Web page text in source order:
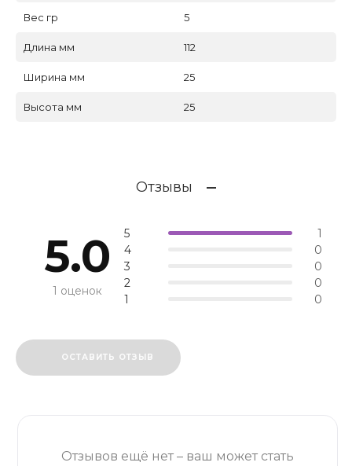
Вес гр 5
Длина мм 112
Ширина мм 25
Высота мм 25
Отзывы
5.0
1 оценок
5
1
4
0
3
0
2
0
1
0
ОСТАВИТЬ ОТЗЫВ
Отзывов ещё нет – ваш может стать